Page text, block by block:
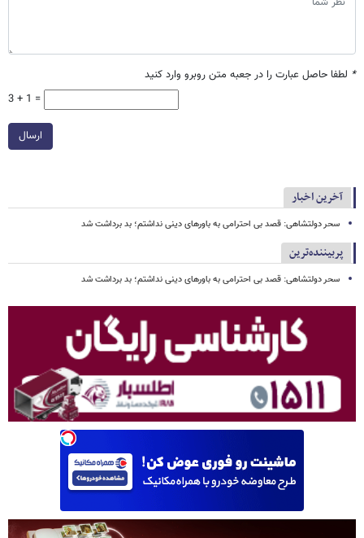
* لطفا حاصل عبارت را در جعبه متن روبرو وارد کنید
3 + 1 =
ارسال
آخرین اخبار
سحر دولتشاهی: قصد بی احترامی به باورهای دینی نداشتم؛ بد برداشت شد
پربیننده‌ترین
سحر دولتشاهی: قصد بی احترامی به باورهای دینی نداشتم؛ بد برداشت شد